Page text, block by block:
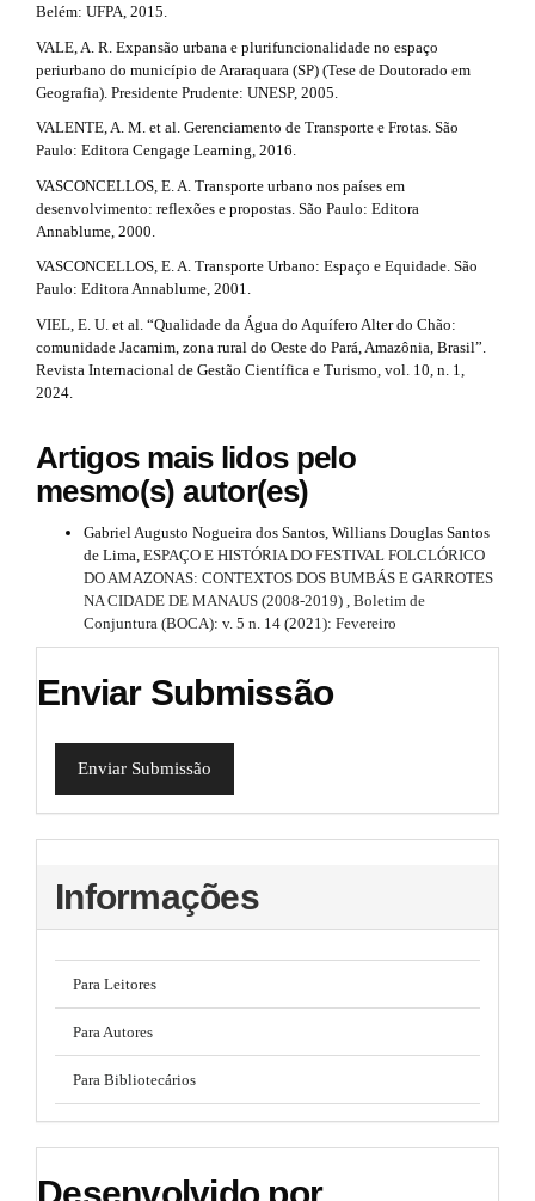
Belém: UFPA, 2015.
VALE, A. R. Expansão urbana e plurifuncionalidade no espaço
periurbano do município de Araraquara (SP) (Tese de Doutorado em
Geografia). Presidente Prudente: UNESP, 2005.
VALENTE, A. M. et al. Gerenciamento de Transporte e Frotas. São
Paulo: Editora Cengage Learning, 2016.
VASCONCELLOS, E. A. Transporte urbano nos países em
desenvolvimento: reflexões e propostas. São Paulo: Editora
Annablume, 2000.
VASCONCELLOS, E. A. Transporte Urbano: Espaço e Equidade. São
Paulo: Editora Annablume, 2001.
VIEL, E. U. et al. “Qualidade da Água do Aquífero Alter do Chão:
comunidade Jacamim, zona rural do Oeste do Pará, Amazônia, Brasil”.
Revista Internacional de Gestão Científica e Turismo, vol. 10, n. 1,
2024.
Artigos mais lidos pelo
mesmo(s) autor(es)
Gabriel Augusto Nogueira dos Santos, Willians Douglas Santos
de Lima, ESPAÇO E HISTÓRIA DO FESTIVAL FOLCLÓRICO
DO AMAZONAS: CONTEXTOS DOS BUMBÁS E GARROTES
NA CIDADE DE MANAUS (2008-2019) Boletim de
Conjuntura (BOCA): v. 5 n. 14 (2021): Fevereiro
Enviar Submissão
Enviar Submissão
Informações
Para Leitores
Para Autores
Para Bibliotecários